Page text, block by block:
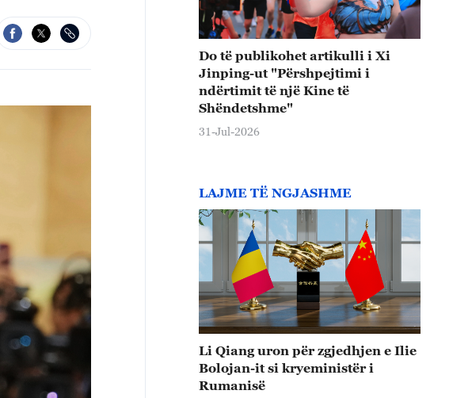
Do të publikohet artikulli i Xi
Jinping-ut "Përshpejtimi i
ndërtimit të një Kine të
Shëndetshme"
31-Jul-2026
LAJME TË NGJASHME
Li Qiang uron për zgjedhjen e Ilie
Bolojan-it si kryeministër i
Rumanisë